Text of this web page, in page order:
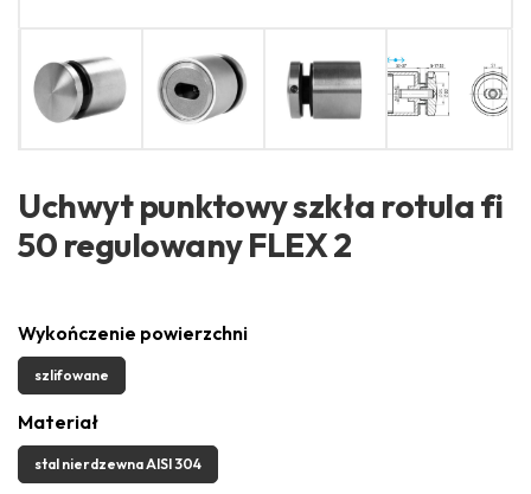
Uchwyt punktowy szkła rotula fi
50 regulowany FLEX 2
Wykończenie powierzchni
szlifowane
Materiał
stal nierdzewna AISI 304